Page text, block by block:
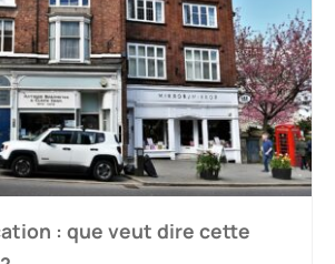
: que veut dire cette